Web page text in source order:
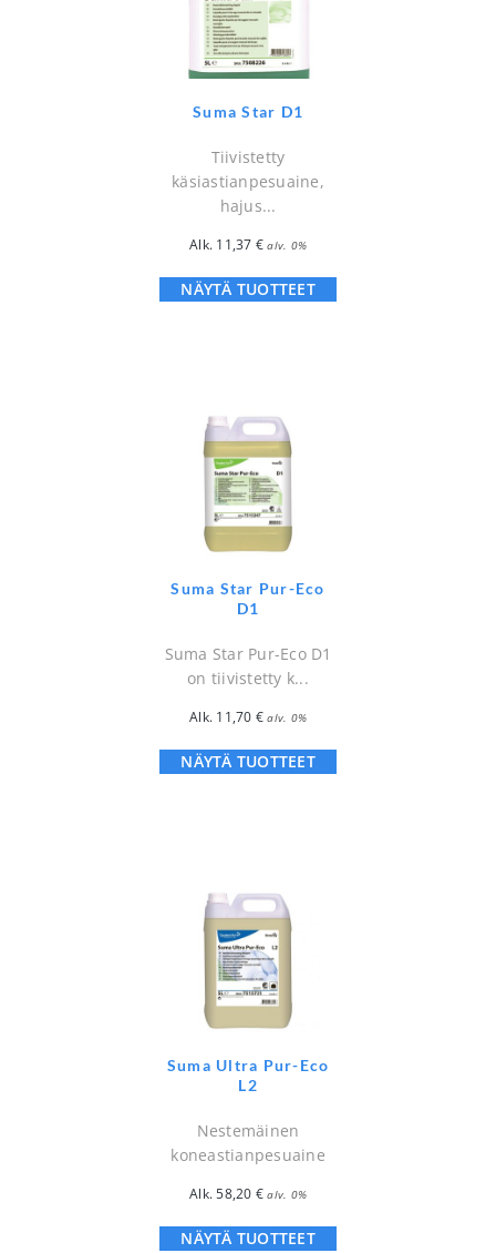
Suma Star D1
Tiivistetty
käsiastianpesuaine,
hajus...
Alk. 11,37 € alv. 0%
NÄYTÄ TUOTTEET
Suma Star Pur-Eco
D1
Suma Star Pur-Eco D1
on tiivistetty k...
Alk. 11,70 € alv. 0%
NÄYTÄ TUOTTEET
Suma Ultra Pur-Eco
L2
Nestemäinen
koneastianpesuaine
Alk.58,20 € alv. 0%
NÄYTÄ TUOTTEET